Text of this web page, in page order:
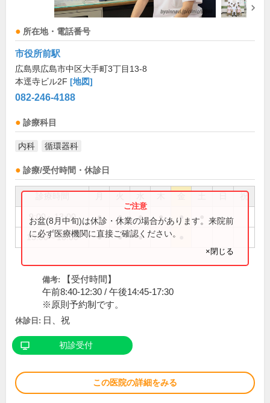
所在地・電話番号
市役所前駅
広島県広島市中区大手町3丁目13-8
本逕寺ビル2F [地図]
082-246-4188
診療科目
内科 循環器科
診療/受付時間・休診日
祝
9:00～13:00 ● ● ● ● ●
15:00～18:00 ● ● ●
お盆(8月中旬)は休診・休業の場合があります。来院前
に必ず医療機関に直接ご確認ください。
×閉じる
備考:
【受付時間】
午前8:40-12:30 / 午後14:45-17:30
※原則予約制です。
休診日: 日、祝
初診受付
この医院の詳細をみる